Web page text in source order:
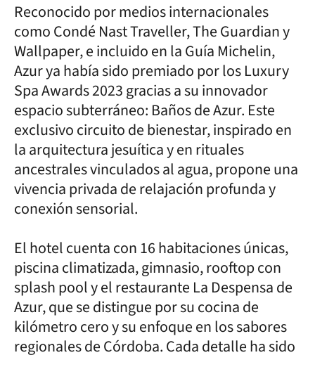
Reconocido por medios internacionales
como Condé Nast Traveller, The Guardian y
Wallpaper, e incluido en la Guía Michelin,
Azur ya había sido premiado por los Luxury
Spa Awards 2023 gracias a su innovador
espacio subterráneo: Baños de Azur. Este
exclusivo circuito de bienestar, inspirado en
la arquitectura jesuítica y en rituales
ancestrales vinculados al agua, propone una
vivencia privada de relajación profunda y
conexión sensorial.
El hotel cuenta con 16 habitaciones únicas,
piscina climatizada, gimnasio, rooftop con
splash pool y el restaurante La Despensa de
Azur, que se distingue por su cocina de
kilómetro cero y su enfoque en los sabores
regionales de Córdoba. Cada detalle ha sido